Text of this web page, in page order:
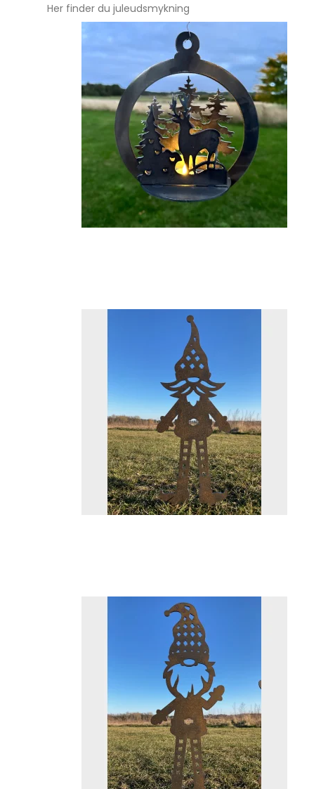
Her finder du juleudsmykning